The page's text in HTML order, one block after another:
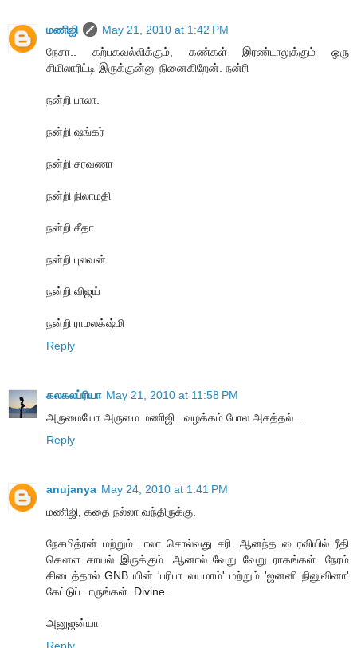
மணிஜி
May 21, 2010 at 1:42 PM
நேசா.. கற்பகவல்லிக்கும், கண்கள் இரண்டாலுக்கும் ஒரு
சிமிலாரிட்டி இருக்குன்னு நினைகிறேன். நன்ரி
நன்றி பாலா.
நன்றி ஷங்கர்
நன்றி சரவணா
நன்றி நிலாமதி
நன்றி சீதா
நன்றி புலவன்
நன்றி விஜய்
நன்றி ராமலக்‌ஷ்மி
Reply
கலகலப்ரியா May 21, 2010 at 11:58 PM
அருமையோ அருமை மணிஜி.. வழக்கம் போல அசத்தல்...
Reply
anujanya May 24, 2010 at 1:41 PM
மணிஜி, கதை நல்லா வந்திருக்கு.
நேசமித்ரன் மற்றும் பாலா சொல்வது சரி. ஆனந்த பைரவியில் ரீதி
கௌள சாயல் இருக்கும். ஆனால் வேறு வேறு ராகங்கள். நேரம்
கிடைத்தால் GNB யின் 'பரிபா லயமாம்' மற்றும் 'ஜனனி நினுவினா'
கேட்டுப் பாருங்கள். Divine.
அனுஜன்யா
Reply